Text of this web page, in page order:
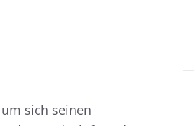
sich seinen